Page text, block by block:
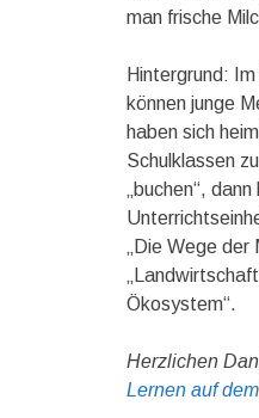
man frische
Hintergrund:
können junge
haben sich
Schulklassen
„buchen“,
„Die Wege
Ökosystem“.
Herzlichen
Lernen auf